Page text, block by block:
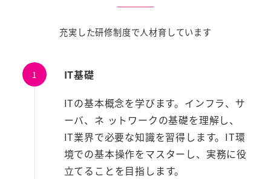
充実した研修制度で人材育しています
IT基礎
ITの基本概念を学びます。インフラ、サ
ーバ、ネ ットワークの基礎を理解し、
IT業界で必要な知識を習得します。IT環
境での基本操作をマスターし、実務に役
立てることを目指します。